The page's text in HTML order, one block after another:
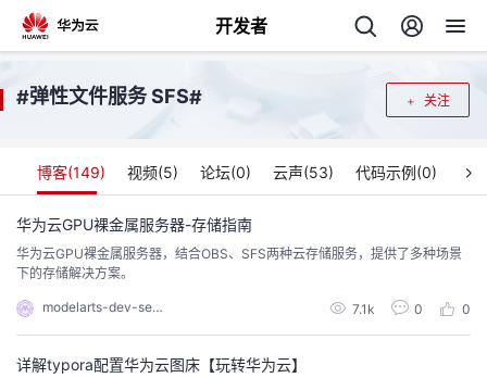
开发者
返
回
个
人
主
我
的
关注
#弹性文件服务 SFS#
博客(149) 视频(5) 论坛(0) 云声(53) 代码示例(0)
华为云GPU裸金属服务器-存储指南
华为云GPU裸金属服务器，结合OBS、SFS两种云存储服务，提供了多种场景
下的存储解决方案。
modelarts-dev-server 7.1k 0 0
详解typora配置华为云图床【玩转华为云】